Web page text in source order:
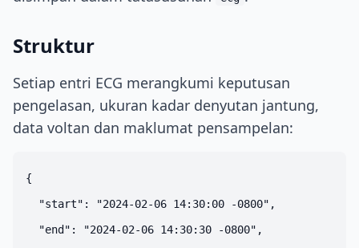
Struktur
Setiap entri ECG merangkumi keputusan
pengelasan, ukuran kadar denyutan jantung,
data voltan dan maklumat pensampelan:
{
  "start": "2024-02-06 14:30:00 -0800",
  "end": "2024-02-06 14:30:30 -0800",